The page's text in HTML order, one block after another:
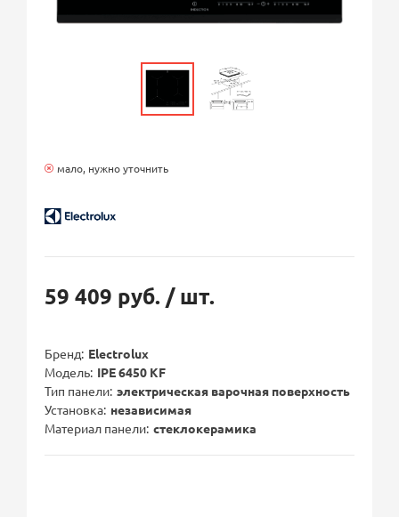
мало, нужно уточнить
59 409 руб. / шт.
Бренд Electrolux
Модель IPE 6450 KF
Тип панели электрическая варочная поверхность
Установка независимая
Материал панели стеклокерамика